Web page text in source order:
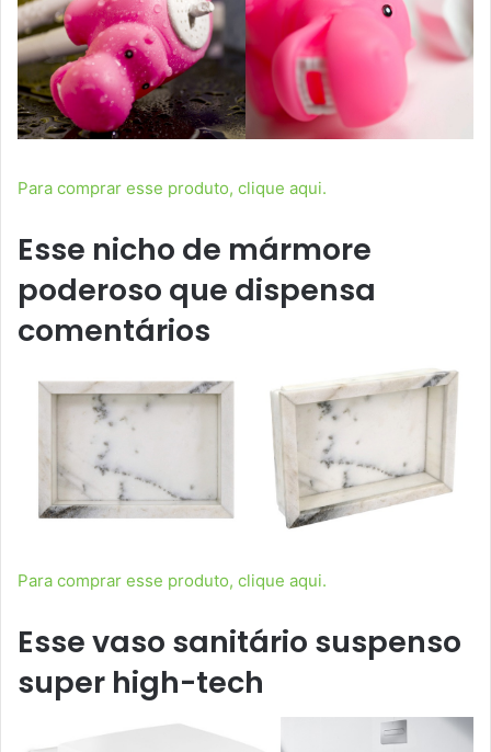
Para comprar esse produto, clique aqui.
Esse nicho de mármore
poderoso que dispensa
comentários
Para comprar esse produto, clique aqui.
Esse vaso sanitário suspenso
super high-tech